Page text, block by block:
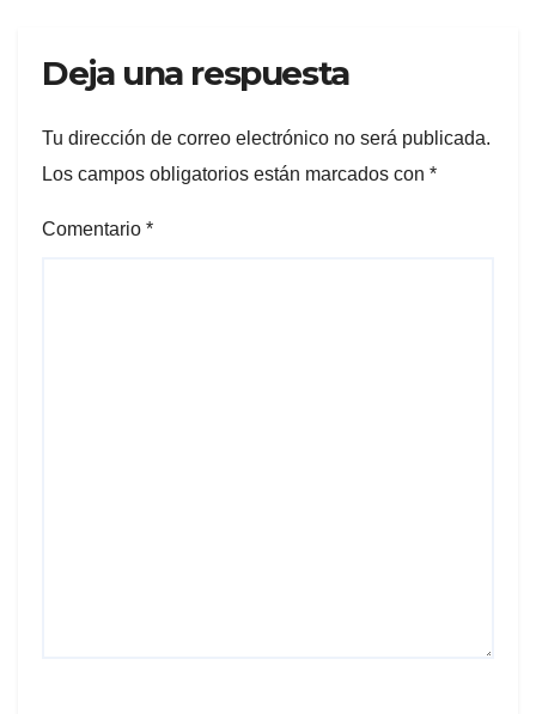
Deja una respuesta
Tu dirección de correo electrónico no será publicada.
Los campos obligatorios están marcados con *
Comentario *